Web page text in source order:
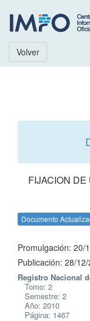
Volver
FIJACION
Documento
Promulgación: 20/
Publicación: 28/
Registro Nacional
Tomo: 2
Semestre: 2
Año: 2010
Página: 1467